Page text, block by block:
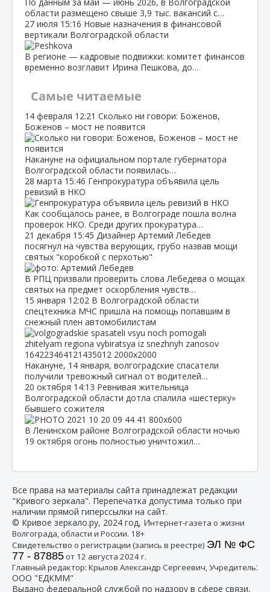
области размещено свыше 3,9 тыс. вакансий с…
27 июля 15:16 Новые назначения в финансовой
вертикали Волгоградской области
В регионе — кадровые подвижки: комитет финансов
временно возглавит Ирина Пешкова, до…
Самые читаемые
14 февраля 12:21 Сколько ни говори: Боженов,
Боженов – мост не появится
Накануне на официальном портале губернатора
Волгоградской области появилась…
28 марта 15:46 Генпрокуратура объявила цель
ревизий в НКО
Как сообщалось ранее, в Волгограде пошла волна
проверок НКО. Среди других прокуратура…
21 декабря 15:45 Дизайнер Артемий Лебедев
посягнул на чувства верующих, грубо назвав мощи
святых "коробкой с перхотью"
В РПЦ призвали проверить слова Лебедева о мощах
святых на предмет оскорбления чувств…
15 января 12:02 В Волгоградской области
спецтехника МЧС пришла на помощь попавшим в
снежный плен автомобилистам
Накануне, 14 января, волгоградские спасатели
получили тревожный сигнал от водителей…
20 октября 14:13 Ревнивая жительница
Волгоградской области дотла спалила «шестерку»
бывшего сожителя
В Ленинском районе Волгоградской области ночью
19 октября огонь полностью уничтожил…
Все права на материалы сайта принадлежат редакции
"Кривого зеркала". Перепечатка допустима только при
наличии прямой гиперссылки на сайт.
© Кривое зеркало.ру, 2024 год, Интернет-газета о жизни
Волгограда, области и России. 18+
Свидетельство о регистрации (запись в реестре) ЭЛ № ФС
77 - 87885от 12 августа 2024 г.
Главный редактор: Крылов Александр Сергеевич, Учредитель:
ООО "ЕДКММ"
Выдано федеральной службой по надзору в сфере связи,